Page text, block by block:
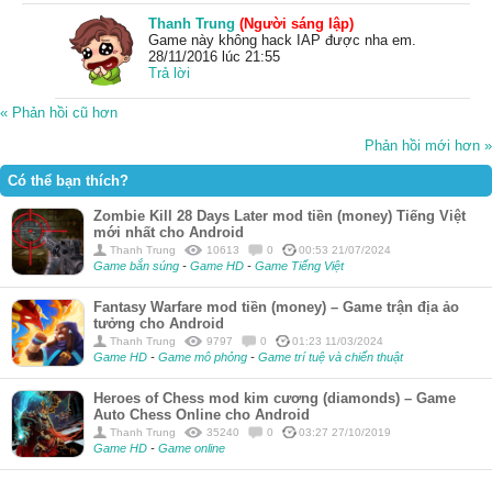
Thanh Trung (Người sáng lập)
Game này không hack IAP được nha em.
28/11/2016 lúc 21:55
Trả lời
« Phản hồi cũ hơn
Phản hồi mới hơn »
Có thể bạn thích?
Zombie Kill 28 Days Later mod tiền (money) Tiếng Việt
mới nhất cho Android
Thanh Trung 10613 0 00:53 21/07/2024
Game bắn súng - Game HD - Game Tiếng Việt
Fantasy Warfare mod tiền (money) – Game trận địa ảo
tưởng cho Android
Thanh Trung 9797 0 01:23 11/03/2024
Game HD - Game mô phỏng - Game trí tuệ và chiến thuật
Heroes of Chess mod kim cương (diamonds) – Game
Auto Chess Online cho Android
Thanh Trung 35240 0 03:27 27/10/2019
Game HD - Game online